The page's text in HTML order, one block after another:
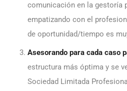
comunicación en la gestoría
empatizando con el
de oportunidad/tiempo es
Asesorando para cada caso
estructura más óptima y se
Sociedad Limitada